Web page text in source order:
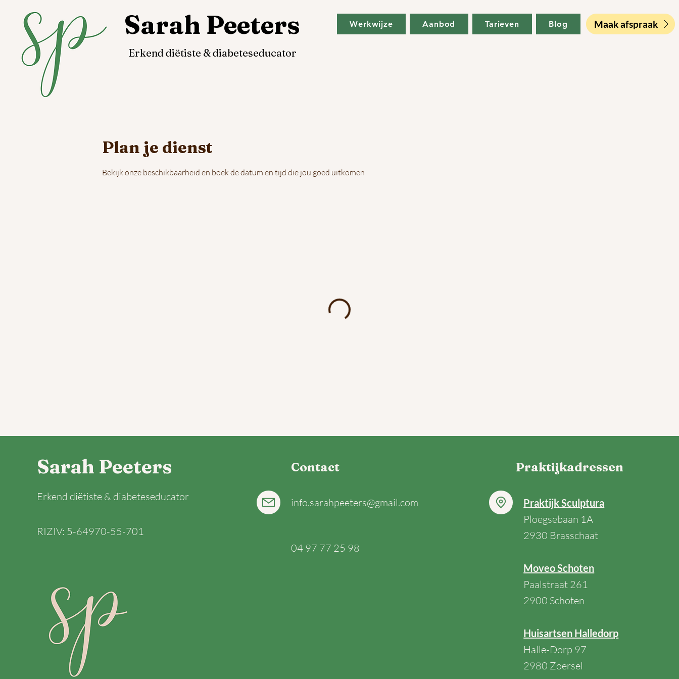
Werkwijze Aanbod Tarieven Blog Maak afspraak
Sarah Peeters
Erkend diëtiste & diabeteseducator
Plan je dienst
Bekijk onze beschikbaarheid en boek de datum en tijd die jou goed uitkomen
Sarah Peeters
Erkend diëtiste & diabeteseducator
RIZIV: 5-64970-55-701
Contact
info.sarahpeeters@gmail.com
04 97 77 25 98
Praktijkadressen
Praktijk Sculptura
Ploegsebaan 1A
2930 Brasschaat
Moveo Schoten
Paalstraat 261
2900 Schoten
Huisartsen Halledorp
Halle-Dorp 97
2980 Zoersel